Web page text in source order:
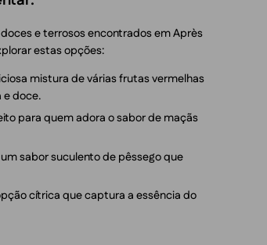
e terrosos encontrados em Après
estas opções:
mistura de várias frutas vermelhas
e doce.
para quem adora o sabor de maçãs
sabor suculento de pêssego que
cítrica que captura a essência do